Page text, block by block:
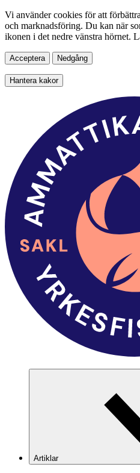
Vi använder cookies för att
och marknadsföring. Du kan när
ikonen i det nedre vänstra hörnet.
Acceptera Nedgång
Hantera kakor
Artiklar